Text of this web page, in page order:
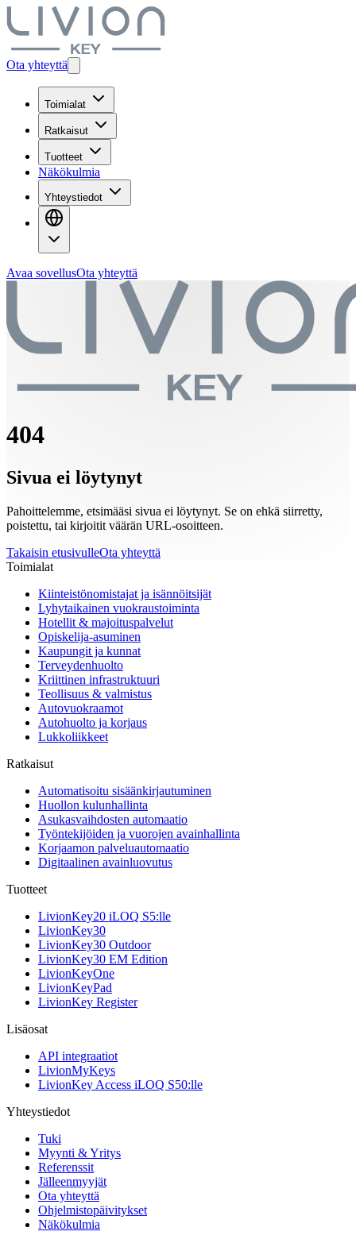
Ota yhteyttä
Toimialat
Ratkaisut
Tuotteet
Näkökulmia
Yhteystiedot
Avaa sovellusOta yhteyttä
404
Sivua ei löytynyt
Pahoittelemme, etsimääsi sivua ei löytynyt. Se on ehkä siirretty,
poistettu, tai kirjoitit väärän URL-osoitteen.
Takaisin etusivulleOta yhteyttä
Toimialat
Kiinteistönomistajat ja isännöitsijät
Lyhytaikainen vuokraustoiminta
Hotellit & majoituspalvelut
Opiskelija-asuminen
Kaupungit ja kunnat
Terveydenhuolto
Kriittinen infrastruktuuri
Teollisuus & valmistus
Autovuokraamot
Autohuolto ja korjaus
Lukkoliikkeet
Ratkaisut
Automatisoitu sisäänkirjautuminen
Huollon kulunhallinta
Asukasvaihdosten automaatio
Työntekijöiden ja vuorojen avainhallinta
Korjaamon palveluautomaatio
Digitaalinen avainluovutus
Tuotteet
LivionKey20 iLOQ S5:lle
LivionKey30
LivionKey30 Outdoor
LivionKey30 EM Edition
LivionKeyOne
LivionKeyPad
LivionKey Register
Lisäosat
API integraatiot
LivionMyKeys
LivionKey Access iLOQ S50:lle
Yhteystiedot
Tuki
Myynti & Yritys
Referenssit
Jälleenmyyjät
Ota yhteyttä
Ohjelmistopäivitykset
Näkökulmia